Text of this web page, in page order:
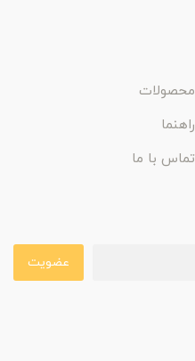
محصولات
راهنما
تماس با ما
عضویت